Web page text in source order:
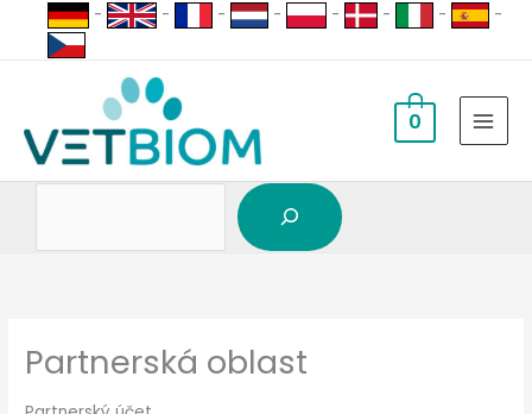
Přeskočit
- - - - - - - -
0
Vyhledávání
Partnerská oblast